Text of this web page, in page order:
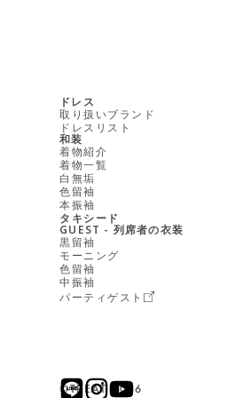
ドレス
取り扱いブランド
ドレスリスト
和装
着物紹介
着物一覧
白無垢
色留袖
本振袖
タキシード
GUEST - 列席者の衣装
黒留袖
モーニング
色留袖
中振袖
パーティゲスト
©︎TREAT 2026